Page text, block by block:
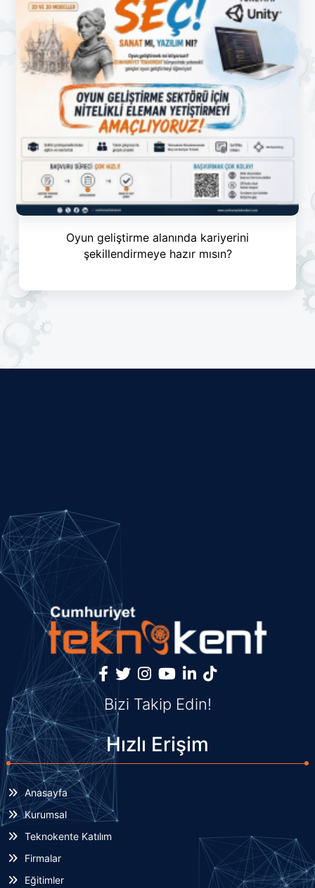
Oyun geliştirme alanında kariyerini
şekillendirmeye hazır mısın?
Bizi Takip Edin!
Hızlı Erişim
Anasayfa
Kurumsal
Teknokente Katılım
Firmalar
Eğitimler